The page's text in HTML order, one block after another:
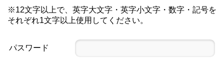
※12文字以上で、英字大文字・英字小文字・数字・記号を
それぞれ1文字以上使用してください。
パスワード